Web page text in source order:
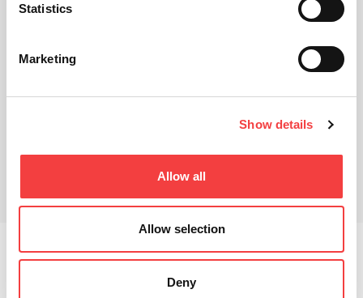
Statistics
Marketing
Show details
Allow all
Allow selection
Deny
Productos relacionados
Descargas
Con el innovadorCKGse amplía la Serie Micro Keyline.